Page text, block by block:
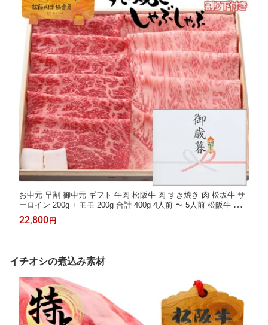
お中元 早割 御中元 ギフト 牛肉 松阪牛 肉 すき焼き 肉 松坂牛 サ
ーロイン 200g + モモ 200g 合計 400g 4人前 〜 5人前 松阪牛 ギフ
ト 出産祝い 結婚祝い 出産内祝い 結婚内祝い すき焼き肉 お返し
食べ物 グルメ
22,800 円
イチオシの煮込み素材